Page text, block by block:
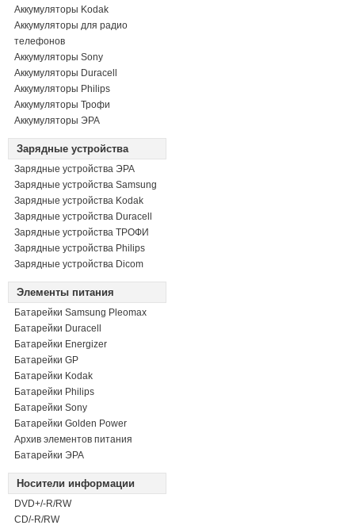
Аккумуляторы Kodak
Аккумуляторы для радио
телефонов
Аккумуляторы Sony
Аккумуляторы Duracell
Аккумуляторы Philips
Аккумуляторы Трофи
Аккумуляторы ЭРА
Зарядные устройства
Зарядные устройства ЭРА
Зарядные устройства Samsung
Зарядные устройства Kodak
Зарядные устройства Duracell
Зарядные устройства ТРОФИ
Зарядные устройства Philips
Зарядные устройства Dicom
Элементы питания
Батарейки Samsung Pleomax
Батарейки Duracell
Батарейки Energizer
Батарейки GP
Батарейки Kodak
Батарейки Philips
Батарейки Sony
Батарейки Golden Power
Архив элементов питания
Батарейки ЭРА
Носители информации
DVD+/-R/RW
СD/-R/RW